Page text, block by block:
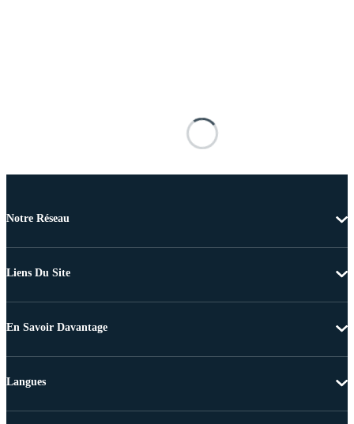
Notre Réseau
Liens Du Site
En Savoir Davantage
Langues